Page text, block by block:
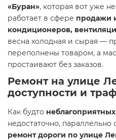
«Буран», которая вот уже
работает в сфере продажи
кондиционеров,
весна холодная и сырая —
переполнены товаром, а
простаивают без заказов.
Ремонт на улице
доступности и
Как будто
недостаточно,
ремонт дороги по улице